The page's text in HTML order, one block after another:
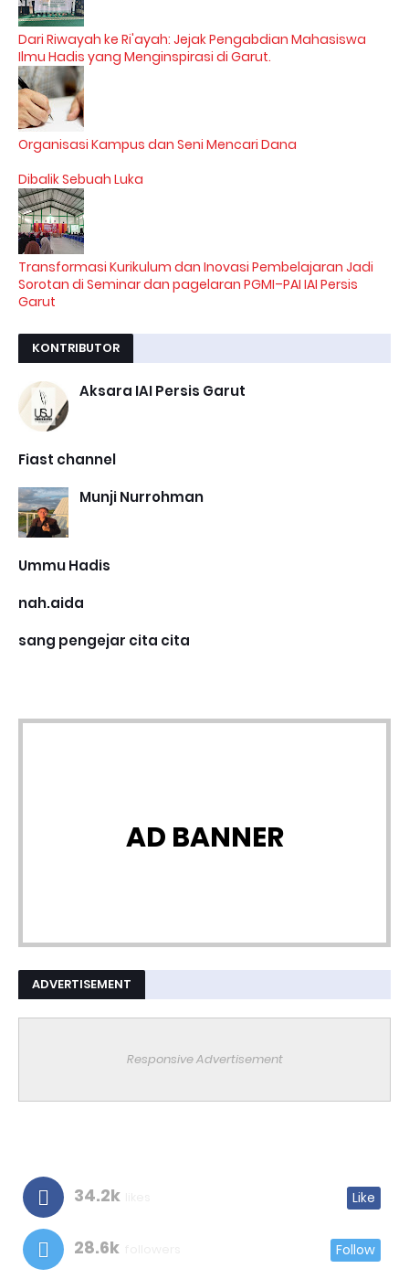
Dari Riwayah ke Ri'ayah: Jejak Pengabdian Mahasiswa
Ilmu Hadis yang Menginspirasi di Garut.
Organisasi Kampus dan Seni Mencari Dana
Dibalik Sebuah Luka
Transformasi Kurikulum dan Inovasi Pembelajaran Jadi
Sorotan di Seminar dan pagelaran PGMI–PAI IAI Persis
Garut
KONTRIBUTOR
Aksara IAI Persis Garut
Fiast channel
Munji Nurrohman
Ummu Hadis
nah.aida
sang pengejar cita cita
AD BANNER
ADVERTISEMENT
Responsive Advertisement
34.2k Like
28.6k Follow